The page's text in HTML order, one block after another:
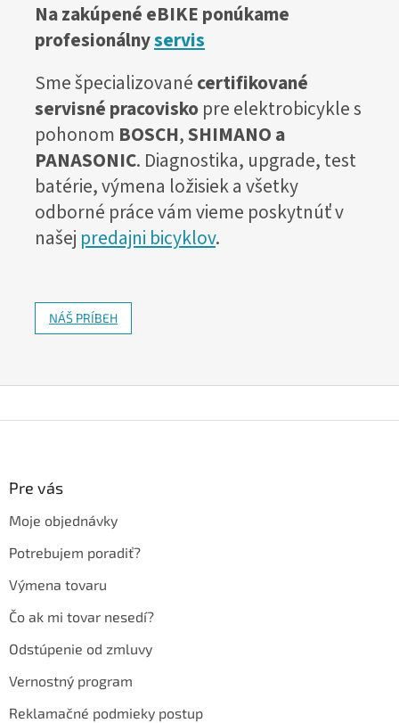
Na zakúpené eBIKE ponúkame
profesionálnyservis
Sme špecializovanécertifikované
servisné pracoviskopre elektrobicykle s
pohonom BOSCH,SHIMANO a
PANASONIC. Diagnostika, upgrade, test
batérie, výmena ložisiek a všetky
odborné práce vám vieme poskytnúť v
našej predajni bicyklov.
NÁŠ PRÍBEH
Pre vás
Moje objednávky
Potrebujem poradiť?
Výmena tovaru
Čo ak mi tovar nesedí?
Odstúpenie od zmluvy
Vernostný program
Reklamačné podmieky postup